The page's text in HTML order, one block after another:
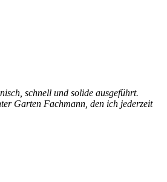
schnell und solide ausgeführt.
Garten Fachmann, den ich jederzeit